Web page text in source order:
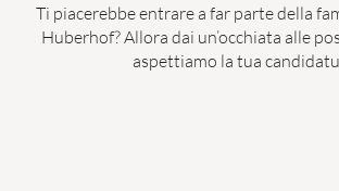
Ti piacerebbe entrare a far parte della
Huberhof? Allora dai un’occhiata alle
aspettiamo la tua